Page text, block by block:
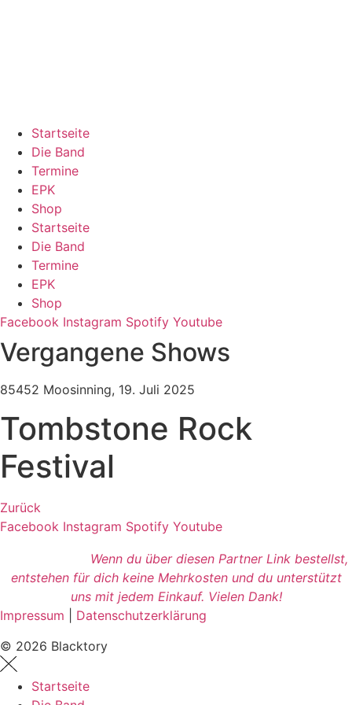
Startseite
Die Band
Termine
EPK
Shop
Startseite
Die Band
Termine
EPK
Shop
Facebook Instagram Spotify Youtube
Vergangene Shows
85452 Moosinning, 19. Juli 2025
Tombstone Rock
Festival
Zurück
Facebook Instagram Spotify Youtube
Wenn du über diesen Partner Link bestellst,
entstehen für dich keine Mehrkosten und du unterstützt
uns mit jedem Einkauf. Vielen Dank!
Impressum
Datenschutzerklärung
© 2026 Blacktory
Startseite